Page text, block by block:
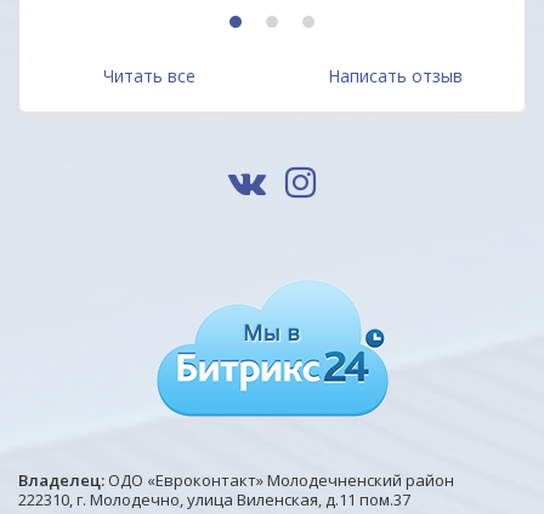
1 2 3
Читать все Написать отзыв
Владелец: ОДО «Евроконтакт» Молодечненский район
222310, г. Молодечно, улица Виленская, д.11 пом.37